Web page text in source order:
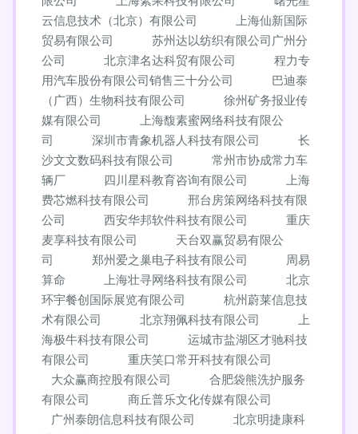
云信息技术（北京）有限公司
上海仙新国际
贸易有限公司
苏州达以纺织有限公司广州分
公司
北京津名达科贸有限公司
程力专
用汽车股份有限公司销售三十分公司
巴迪泰
（广西）生物科技有限公司
徐州矿务报业传
媒有限公司
上海馥素蜜网络科技有限公
司
深圳市青象机器人科技有限公司
长
沙文文数码科技有限公司
常州市协成常力车
辆厂
四川星科教育咨询有限公司
上海
费芯燃科技有限公司
邢台房策网络科技有限
公司
西安华邦软件科技有限公司
重庆
麦享科技有限公司
天台双赢贸易有限公
司
郑州爱之巢电子科技有限公司
周易
算命
上海壮寻网络科技有限公司
北京
环宇餐创国际展览有限公司
杭州蔚莱信息技
术有限公司
北京翔佩科技有限公司
上
海极牛科技有限公司
运城市盐湖区才驰科技
有限公司
重庆笑口常开科技有限公司
大众赢商控股有限公司
合肥袋熊洗护服务
有限公司
商丘普乐文化传媒有限公司
广州泰朗信息科技有限公司
北京明捷康科